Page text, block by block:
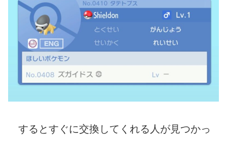
するとすぐに交換してくれる人が見つかっ